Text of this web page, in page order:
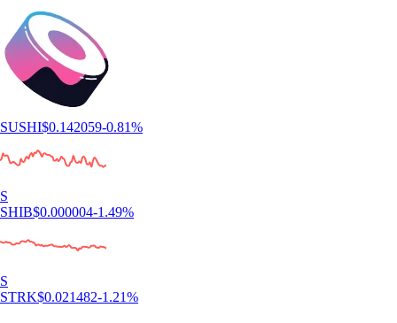
SUSHI$0.142059-0.81%
S
SHIB$0.000004-1.49%
S
STRK$0.021482-1.21%